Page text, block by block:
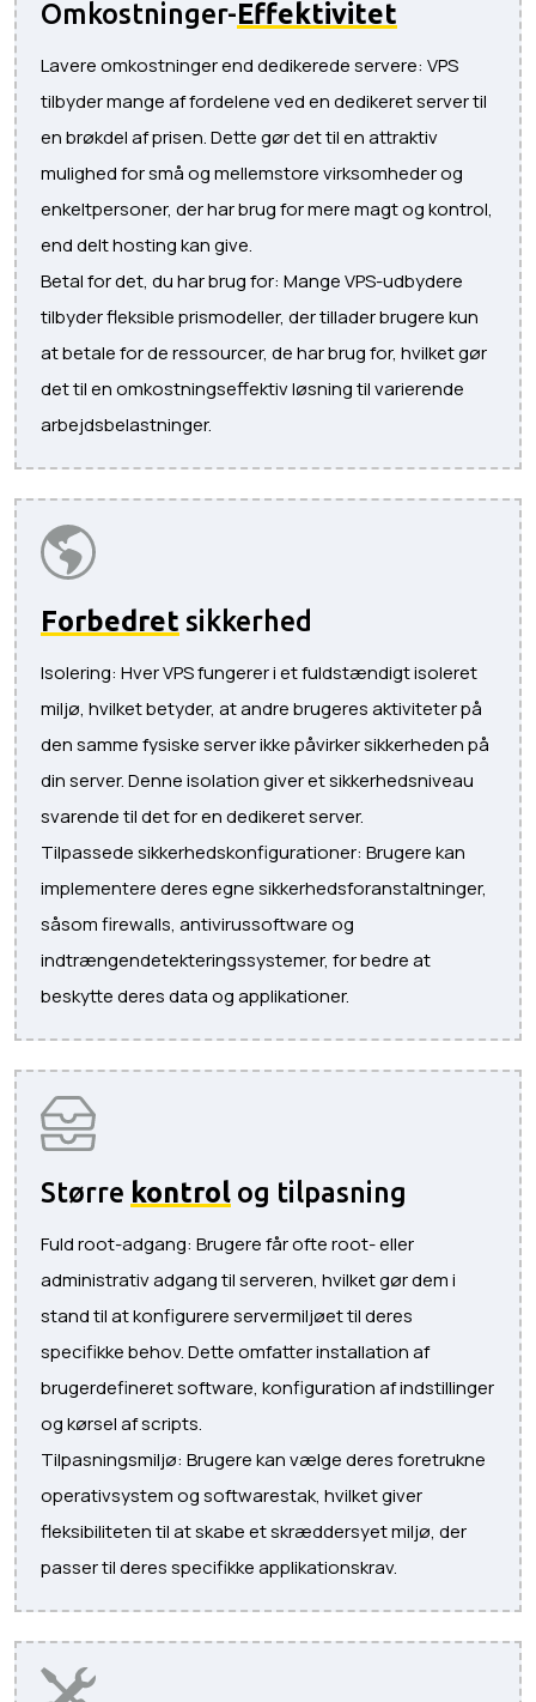
Omkostninger-Effektivitet
Lavere omkostninger end dedikerede servere: VPS
tilbyder mange af fordelene ved en dedikeret server til
en brøkdel af prisen. Dette gør det til en attraktiv
mulighed for små og mellemstore virksomheder og
enkeltpersoner, der har brug for mere magt og kontrol,
end delt hosting kan give.
Betal for det, du har brug for: Mange VPS-udbydere
tilbyder fleksible prismodeller, der tillader brugere kun
at betale for de ressourcer, de har brug for, hvilket gør
det til en omkostningseffektiv løsning til varierende
arbejdsbelastninger.
Forbedret sikkerhed
Isolering: Hver VPS fungerer i et fuldstændigt isoleret
miljø, hvilket betyder, at andre brugeres aktiviteter på
den samme fysiske server ikke påvirker sikkerheden på
din server. Denne isolation giver et sikkerhedsniveau
svarende til det for en dedikeret server.
Tilpassede sikkerhedskonfigurationer: Brugere kan
implementere deres egne sikkerhedsforanstaltninger,
såsom firewalls, antivirussoftware og
indtrængendetekteringssystemer, for bedre at
beskytte deres data og applikationer.
Større kontrol og tilpasning
Fuld root-adgang: Brugere får ofte root- eller
administrativ adgang til serveren, hvilket gør dem i
stand til at konfigurere servermiljøet til deres
specifikke behov. Dette omfatter installation af
brugerdefineret software, konfiguration af indstillinger
og kørsel af scripts.
Tilpasningsmiljø: Brugere kan vælge deres foretrukne
operativsystem og softwarestak, hvilket giver
fleksibiliteten til at skabe et skræddersyet miljø, der
passer til deres specifikke applikationskrav.